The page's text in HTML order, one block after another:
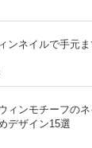
ンネイルで手元
ィンモチーフの
デザイン15選